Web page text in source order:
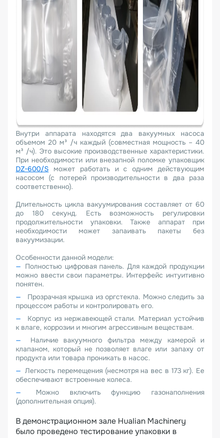
Внутри аппарата находятся два вакуумных насоса
объемом 20 м³ /ч каждый (совместная мощность – 40
м³ /ч). Это высокие производственные характеристики.
При необходимости или внезапной поломке упаковщик
DZ-600/S может работать и с одним действующим
насосом (с потерей производительности в два раза
соответственно).
Длительность цикла вакуумирования составляет от 60
до 180 секунд. Есть возможность регулировки
продолжительности упаковки. Также аппарат при
необходимости может запаивать пакеты без
вакуумизации.
Особенности данной модели:
Полностью цифровая панель. Для каждой продукции
можно ввести свои параметры. Интерфейс интуитивно
понятен.
Прозрачная крышка из оргстекла. Можно следить за
процессом работы и контролировать его.
Корпус из нержавеющей стали. Материал устойчив
к влаге, коррозии и многим агрессивным веществам.
Наличие вакуумного фильтра между камерой и
клапаном, который не позволяет влаге или запаху от
продукта или товара проникать в насос.
Легкость перемещения (несмотря на вес в 173 кг). Ее
обеспечивают встроенные колеса.
Можно включить функцию газонаполнения
(дополнительная опция).
В демонстрационном зале Hualian Machinery
было проведено тестирование упаковки в